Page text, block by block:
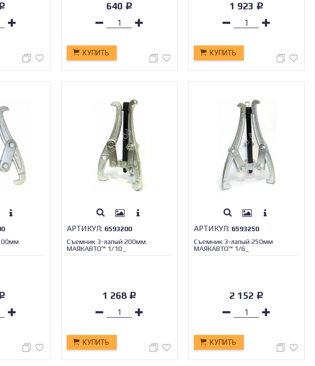
640 Р
КУПИТЬ
1 923 Р
КУПИТЬ
АРТИКУЛ: 6593200
Съемник 3-лапый 200мм
МАЯКАВТО™ 1/10_
1 268 Р
КУПИТЬ
АРТИКУЛ: 6593250
Съемник 3-лапый 250мм
МАЯКАВТО™ 1/6_
2 152 Р
КУПИТЬ